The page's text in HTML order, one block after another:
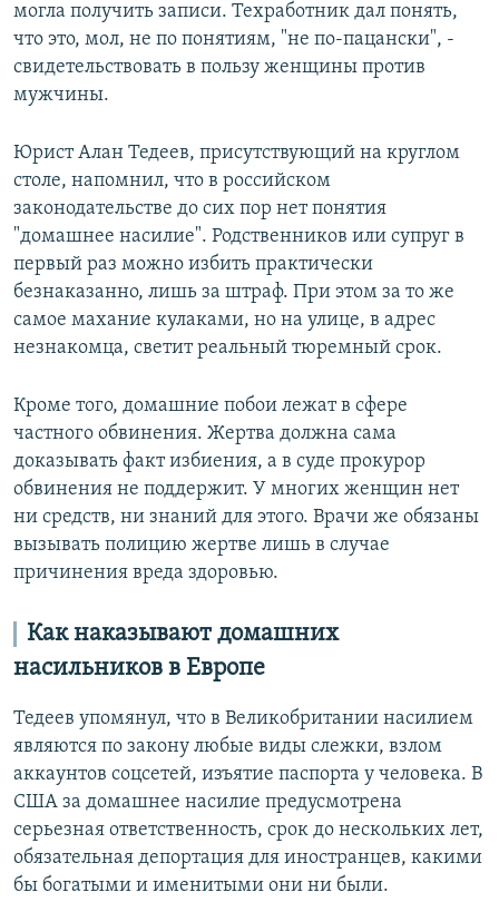
могла получить записи. Техработник дал понять,
что это, мол, не по понятиям, "не по-пацански", -
свидетельствовать в пользу женщины против
мужчины.
Юрист Алан Тедеев, присутствующий на круглом
столе, напомнил, что в российском
законодательстве до сих пор нет понятия
"домашнее насилие". Родственников или супруг в
первый раз можно избить практически
безнаказанно, лишь за штраф. При этом за то же
самое махание кулаками, но на улице, в адрес
незнакомца, светит реальный тюремный срок.
Кроме того, домашние побои лежат в сфере
частного обвинения. Жертва должна сама
доказывать факт избиения, а в суде прокурор
обвинения не поддержит. У многих женщин нет
ни средств, ни знаний для этого. Врачи же обязаны
вызывать полицию жертве лишь в случае
причинения вреда здоровью.
Как наказывают домашних
насильников в Европе
Тедеев упомянул, что в Великобритании насилием
являются по закону любые виды слежки, взлом
аккаунтов соцсетей, изъятие паспорта у человека. В
США за домашнее насилие предусмотрена
серьезная ответственность, срок до нескольких лет,
обязательная депортация для иностранцев, какими
бы богатыми и именитыми они ни были.